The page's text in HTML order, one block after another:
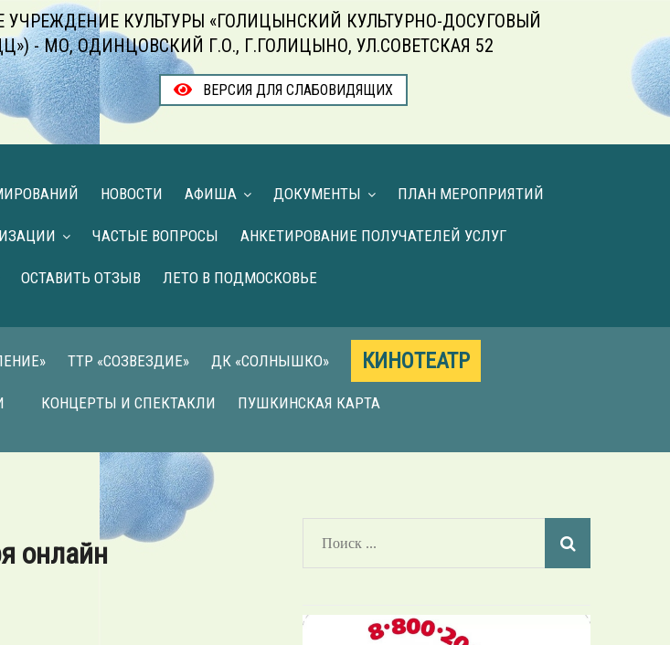
КУЛЬТУРЫ «ГОЛИЦЫНСКИЙ КУЛЬТУРНО-ДОСУГОВЫЙ
- МО, ОДИНЦОВСКИЙ Г.О., Г.ГОЛИЦЫНО, УЛ.СОВЕТСКАЯ 52
ВЕРСИЯ ДЛЯ СЛАБОВИДЯЩИХ
НОВОСТИ АФИША ДОКУМЕНТЫ ПЛАН МЕРОПРИЯТИЙ
ЧАСТЫЕ ВОПРОСЫ АНКЕТИРОВАНИЕ ПОЛУЧАТЕЛЕЙ УСЛУГ
ОСТАВИТЬ ОТЗЫВ ЛЕТО В ПОДМОСКОВЬЕ
ТТР «СОЗВЕЗДИЕ» ДК «СОЛНЫШКО» КИНОТЕАТР
КОНЦЕРТЫ И СПЕКТАКЛИ ПУШКИНСКАЯ КАРТА
онлайн